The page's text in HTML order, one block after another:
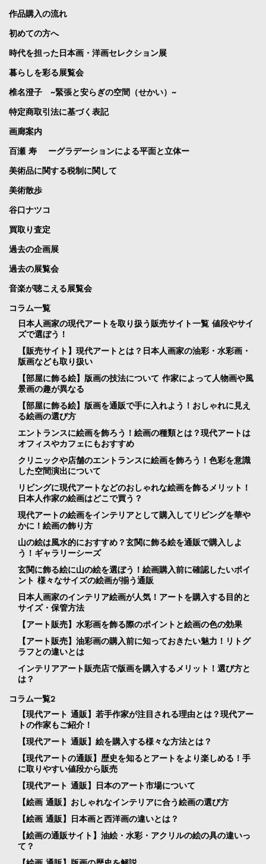
作品購入の流れ
初めての方へ
時代を担った日本画・洋画セレクション展
暮らしを彩る展覧会
椎名澄子 ~緊張と安らぎの空間（せかい）~
特定商取引法に基づく表記
画廊案内
百瀬 寿 ーグラデーションによる平面と立体ー
美術品に関する税制に関して
美術散歩
谷口ナツコ
買取り査定
過去の企画展
過去の展覧会
音楽が聴こえる展覧会
コラム一覧
日本人画家の現代アートを取り扱う販売サイト一覧 値段やサイ
ズで選ぼう！
【販売サイト】現代アートとは？日本人画家の油彩・水彩画・
版画なども取り扱い
【部屋に飾る絵】版画の技法について 作家によって人物画や風
景画の趣が異なる
【部屋に飾る絵】版画を通販で手に入れよう！おしゃれに見え
る絵画の選び方
エントランスに絵画を飾ろう！絵画の種類とは？現代アートは
オフィスやカフェにもおすすめ
クリニックや店舗のエントランスに絵画を飾ろう！色彩を意識
した空間演出について
リビングに現代アートなどのおしゃれな絵画を飾るメリット！
日本人作家の絵画はどこで買う？
現代アートの絵画をインテリアとして購入してリビングを華や
かに！絵画の飾り方
山の絵は風水的におすすめ？玄関に飾る絵を通販で購入しよ
う！ギャラリーシーズ
玄関に飾る絵に山の絵を選ぼう！絵画購入前に確認したいポイ
ント 様々なサイズの絵画が揃う通販
日本人画家のインテリア絵画が人気！アートを購入する目的と
サイズ・保管方法
【アート販売】水彩画を飾る際のポイントと絵画の色の効果
【アート販売】油彩画の購入前に知っておきたい魅力！リトグ
ラフとの違いとは
インテリアアート販売店で版画を購入するメリット！選び方と
は？
コラム一覧2
【現代アート 通販】若手作家が注目される理由とは？現代アー
トの作家もご紹介！
【現代アート 通販】絵を購入する様々な方法とは？
【現代アートの通販】歴史を知るとアートをより楽しめる！手
に取りやすい値段から販売
【現代アート 通販】日本のアート市場について
【絵画 通販】おしゃれなインテリアに合う絵画の選び方
【絵画 通販】日本画と西洋画の違いとは？
【絵画の通販サイト】油絵・水彩・アクリルの絵の具の違いっ
て？